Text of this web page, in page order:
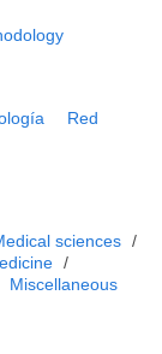
Red
sciences /
/
Miscellaneous